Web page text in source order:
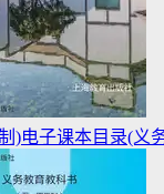
)电子课本目录(义